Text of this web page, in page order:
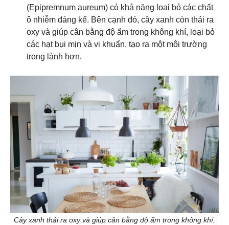
(Epipremnum aureum) có khả năng loại bỏ các chất
ô nhiễm đáng kể. Bên cạnh đó, cây xanh còn thải ra
oxy và giúp cân bằng độ ẩm trong không khí, loại bỏ
các hạt bụi mịn và vi khuẩn, tạo ra một môi trường
trong lành hơn.
Cây xanh thải ra oxy và giúp cân bằng độ ẩm trong không khí,